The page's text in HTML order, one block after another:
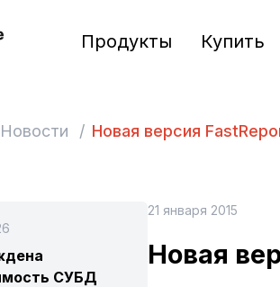
Продукты Купить
Новости / Новая версия
21 января 2015
Новая
СУБД